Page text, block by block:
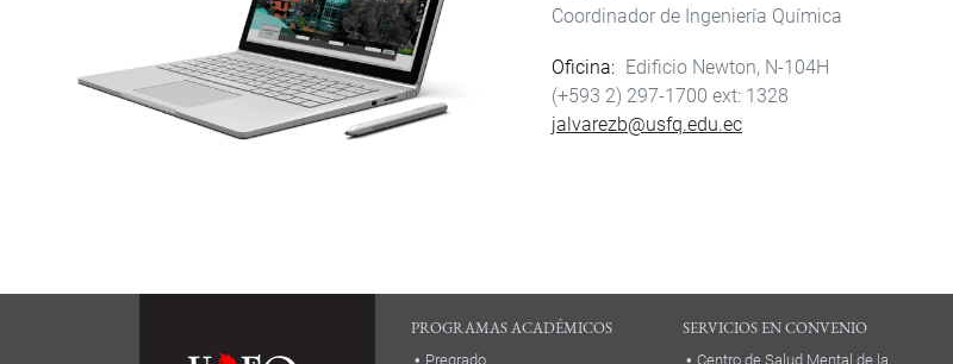
Coordinador de Ingeniería Química
Oficina
Edificio Newton, N-104H
(+593 2) 297-1700
1328
jalvarezb@usfq.edu.ec
PROGRAMAS ACADÉMICOS
Pregrado
SERVICIOS EN CONVENIO
Centro de Salud Mental de la